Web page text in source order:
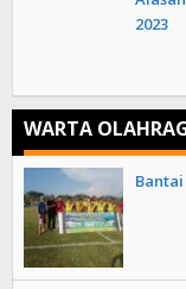
2023
WARTA
Bantai